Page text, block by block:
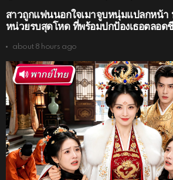
สาวถูกแฟนนอกใจเมาจูบหนุ่มแปลกหน้า
หน่วยรบสุดโหด ที่พร้อมปกป้องเธอตลอด
about 8 hours ago